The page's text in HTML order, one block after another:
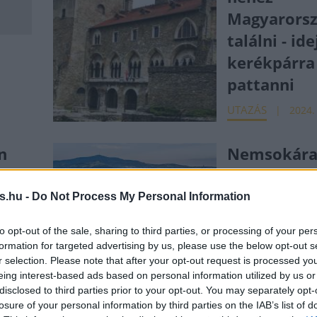
- Do Not Process My Personal Information
opt-out of the sale, sharing to third parties, or processing of your
for targeted advertising by us, please use the below opt-out
selection. Please note that after your opt-out request is processed
interest-based ads based on personal information utilized by us
to third parties prior to your opt-out. You may separately
of your personal information by third parties on the IAB’s list of
találni -
kerékpárra
pattanni
UTAZÁS
két
hegyet
UTAZÁS 2021.